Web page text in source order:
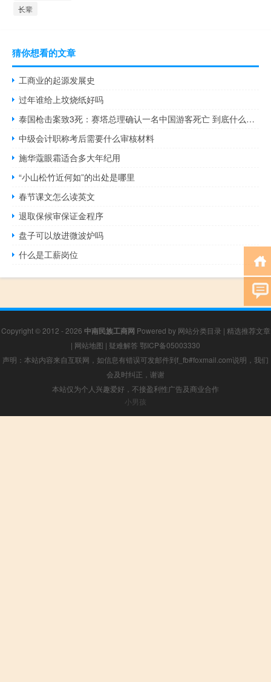
长辈
猜你想看的文章
工商业的起源发展史
过年谁给上坟烧纸好吗
泰国枪击案致3死：赛塔总理确认一名中国游客死亡 到底什么情况呢
中级会计职称考后需要什么审核材料
施华蔻眼霜适合多大年纪用
“小山松竹近何如”的出处是哪里
春节课文怎么读英文
退取保候审保证金程序
盘子可以放进微波炉吗
什么是工薪岗位
Copyright © 2012 - 2026 中南民族工商网 Powered by 网站分类目录 | 精选推荐文章
| 网站地图 | 疑难解答 鄂ICP备05003330
声明：本站内容来自互联网，如信息有错误可发邮件到f_fb#foxmail.com说明，我们
会及时纠正，谢谢
本站仅为个人兴趣爱好，不接盈利性广告及商业合作
小男孩